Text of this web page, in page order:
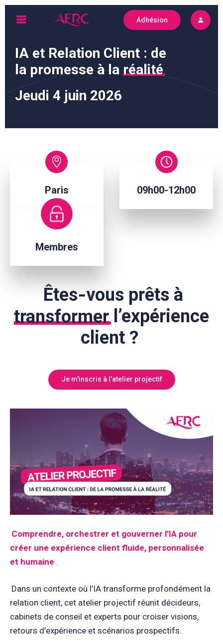
Adhésion
IA et Relation Client : de
la promesse à la réalité
Jeudi 4 juin 2026
Paris 09h00-12h00
Membres
Êtes‑vous prêts à
transformerl’expérience
client ?
Je m'inscris à l'atelier projectif
Comprendre, orchestrer et gouverner l’IA pour
créer une expérience client fluide, personnalisée
et humaine
Dans un contexte où l’IA transforme profondément la
relation client, cet atelier projectif réunit décideurs,
cabinets de conseil et experts pour croiser visions,
retours d’expérience et scénarios prospectifs.